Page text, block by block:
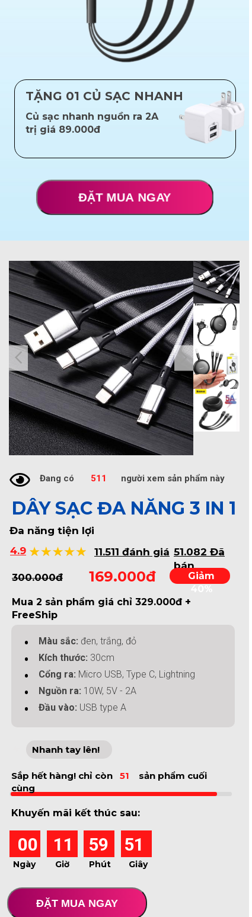
TẶNG 01 CỦ SẠC NHANH
Củ sạc nhanh nguồn ra 2A
trị giá 89.000đ
ĐẶT MUA NGAY
Đang có 511 người xem sản phẩm này
DÂY SẠC ĐA NĂNG 3 IN 1
Đa năng tiện lợi
11.511 đánh giá
4.9
51.082 Đã
bán
300.000đ
169.000đ
Giảm
Mua 2 sản phẩm giá chỉ 329.000đ +
FreeShip
Màu sắc: đen, trắng, đỏ
Kích thước: 30cm
Cổng ra: Micro USB, Type C, Lightning
Nguồn ra: 10W, 5V - 2A
Đầu vào: USB type A
Nhanh tay lên!
Sắp hết hàng! chỉ còn 51
sản phẩm cuối
cùng
Khuyến mãi kết thúc sau:
00 11 59 51
Ngày Giờ Phút Giây
ĐẶT MUA NGAY